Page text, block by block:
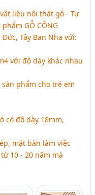
liệu nội thất gỗ - Tự
phẩmGỖ CÔNG
Tây Ban Nha với:
với độ dày khác nhau
phẩm cho trẻ em
có độ dày 18mm,
mặt bàn làm việc
10 - 20 năm mà